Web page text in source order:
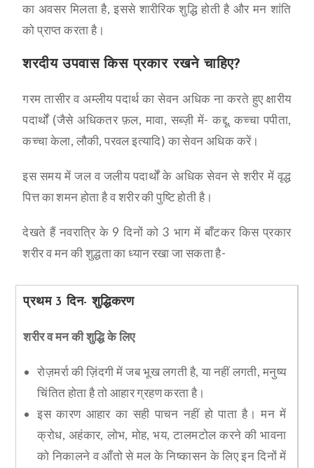
का अवसर मिलता है, इससे शारीरिक शुद्धि होती है और मन शांति
को प्राप्त करता है।
शरदीय उपवास किस प्रकार रखने चाहिए?
गरम तासीर व अम्लीय पदार्थ का सेवन अधिक ना करते हुए क्षारीय
पदार्थों (जैसे अधिकतर फ़ल, मावा, सब्ज़ी में- कद्दू, कच्चा पपीता,
कच्चा केला, लौकी, परवल इत्यादि) का सेवन अधिक करें।
इस समय में जल व जलीय पदार्थों के अधिक सेवन से शरीर में वृद्ध
पित्त का शमन होता है व शरीर की पुष्टि होती है।
देखते हैं नवरात्रि के 9 दिनों को 3 भाग में बाँटकर किस प्रकार
शरीर व मन की शुद्धता का ध्यान रखा जा सकता है-
प्रथम 3 दिन- शुद्धिकरण
शरीर व मन की शुद्धि के लिए
रोज़मर्रा की ज़िंदगी में जब भूख लगती है, या नहीं लगती, मनुष्य
चिंतित होता है तो आहार ग्रहण करता है।
इस कारण आहार का सही पाचन नहीं हो पाता है। मन में
क्रोध, अहंकार, लोभ, मोह, भय, टालमटोल करने की भावना
को निकालने व आँतो से मल के निष्कासन के लिए इन दिनों में